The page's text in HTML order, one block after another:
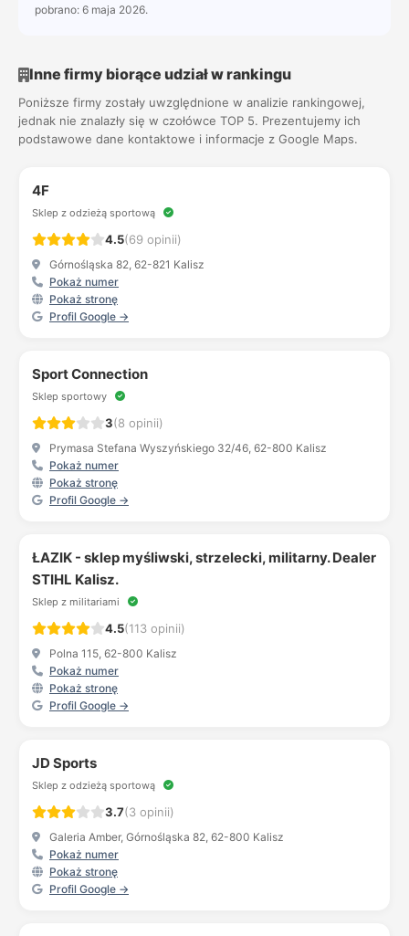
pobrano: 6 maja 2026.
Inne firmy biorące udział w rankingu
Poniższe firmy zostały uwzględnione w analizie rankingowej,
jednak nie znalazły się w czołówce TOP 5. Prezentujemy ich
podstawowe dane kontaktowe i informacje z Google Maps.
4F
Sklep z odzieżą sportową
4.5(69 opinii)
Górnośląska 82, 62-821 Kalisz
Pokaż numer
Pokaż stronę
Profil Google →
Sport Connection
Sklep sportowy
3(8 opinii)
Prymasa Stefana Wyszyńskiego 32/46, 62-800 Kalisz
Pokaż numer
Pokaż stronę
Profil Google →
ŁAZIK - sklep myśliwski, strzelecki, militarny. Dealer
STIHL Kalisz.
Sklep z militariami
4.5(113 opinii)
Polna 115, 62-800 Kalisz
Pokaż numer
Pokaż stronę
Profil Google →
JD Sports
Sklep z odzieżą sportową
3.7(3 opinii)
Galeria Amber, Górnośląska 82, 62-800 Kalisz
Pokaż numer
Pokaż stronę
Profil Google →